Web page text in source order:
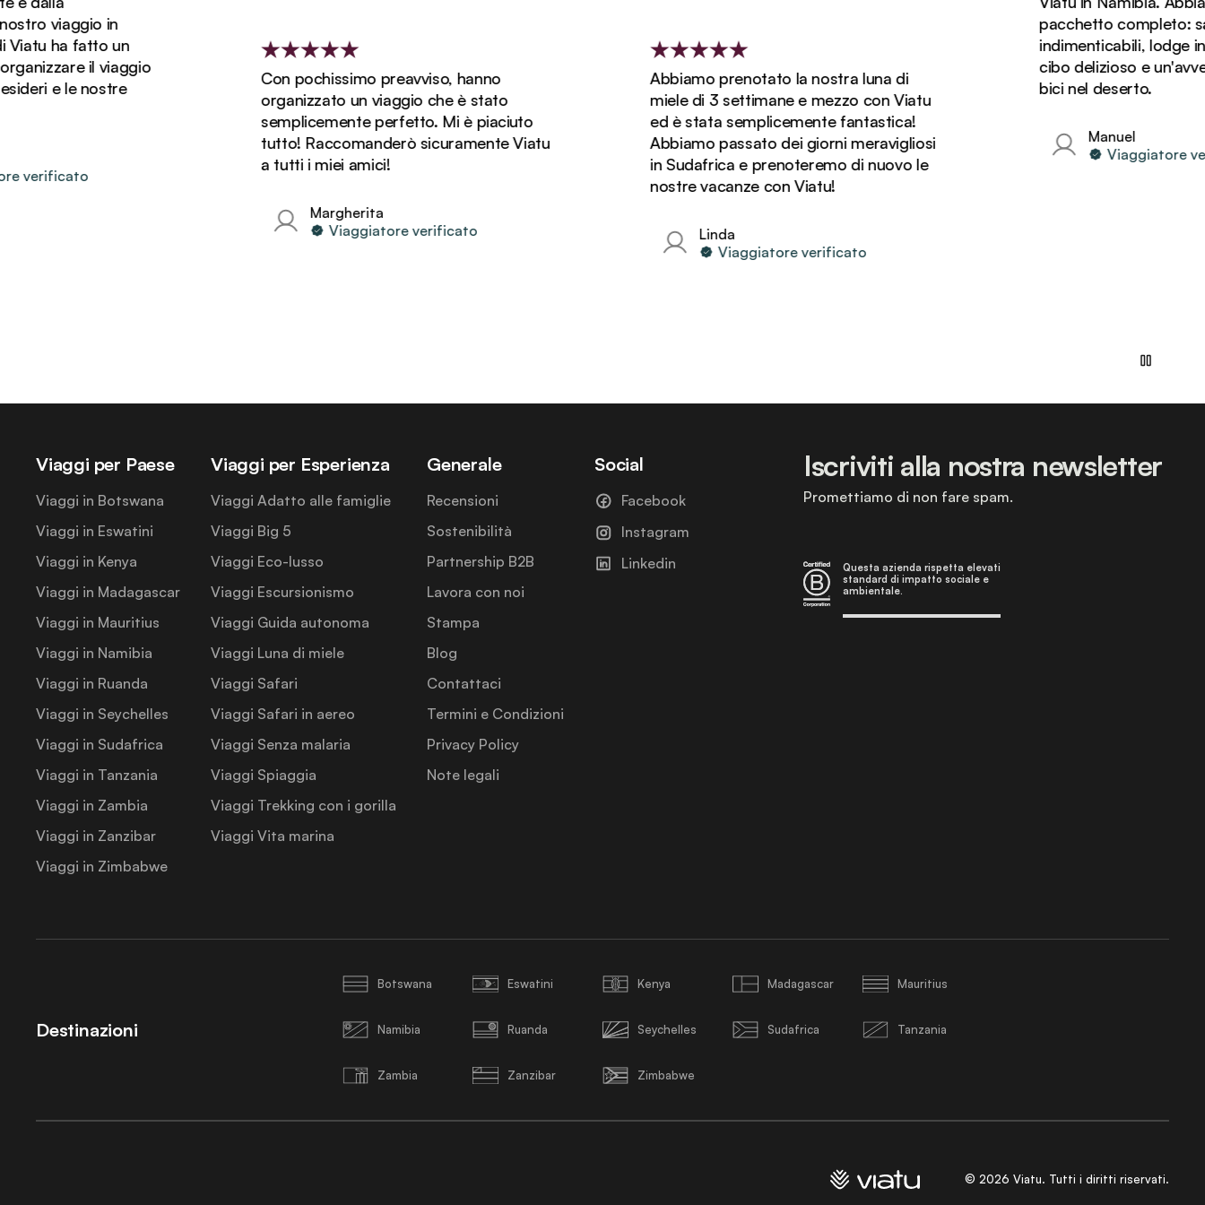
viaggio in
ha fatto un
il viaggio
e le nostre
Con pochissimo preavviso, hanno
organizzato un viaggio che è stato
semplicemente perfetto. Mi è piaciuto
tutto! Raccomanderò sicuramente Viatu
a tutti i miei amici!
Margherita
Viaggiatore verificato
Abbiamo prenotato la nostra luna di
miele di 3 settimane e mezzo con Viatu
ed è stata semplicemente fantastica!
Abbiamo passato dei giorni meravigliosi
in Sudafrica e prenoteremo di nuovo le
nostre vacanze con Viatu!
Linda
Viaggiatore verificato
pacchetto completo:
indimenticabili, lodge in
cibo delizioso e
bici nel deserto.
Manuel
Viaggiatore
Viaggi per Paese
Viaggi in Botswana
Viaggi in Eswatini
Viaggi in Kenya
Viaggi in Madagascar
Viaggi in Mauritius
Viaggi in Namibia
Viaggi in Ruanda
Viaggi in Seychelles
Viaggi in Sudafrica
Viaggi in Tanzania
Viaggi in Zambia
Viaggi in Zanzibar
Viaggi in Zimbabwe
Viaggi per Esperienza
Viaggi Adatto alle famiglie
Viaggi Big 5
Viaggi Eco-lusso
Viaggi Escursionismo
Viaggi Guida autonoma
Viaggi Luna di miele
Viaggi Safari
Viaggi Safari in aereo
Viaggi Senza malaria
Viaggi Spiaggia
Viaggi Trekking con i gorilla
Viaggi Vita marina
Generale
Recensioni
Sostenibilità
Partnership B2B
Lavora con noi
Stampa
Blog
Contattaci
Termini e Condizioni
Privacy Policy
Note legali
Social
Facebook
Instagram
Linkedin
Iscriviti alla nostra newsletter
Promettiamo di non fare spam.
Questa azienda rispetta elevati
standard di impatto sociale e
ambientale.
Destinazioni
Botswana Eswatini Kenya Madagascar Mauritius
Namibia Ruanda Seychelles Sudafrica Tanzania
Zambia Zanzibar Zimbabwe
© 2026 Viatu. Tutti i diritti riservati.